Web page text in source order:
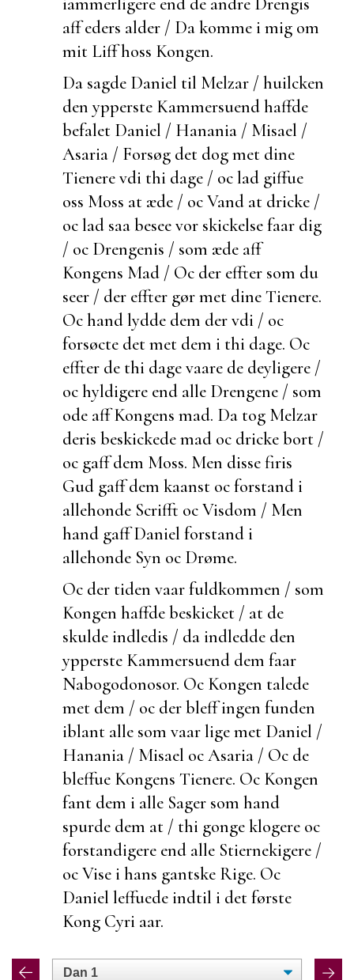
aff eders alder / Da komme i mig om
mit Liff hoss Kongen.
Da sagde Daniel til Melzar / huilcken
den ypperste Kammersuend haffde
befalet Daniel / Hanania / Misael /
Asaria / Forsøg det dog met dine
Tienere vdi thi dage / oc lad giffue
oss Moss at æde / oc Vand at dricke /
oc lad saa besee vor skickelse faar dig
/ oc Drengenis / som æde aff
Kongens Mad / Oc der effter som du
seer / der effter gør met dine Tienere.
Oc hand lydde dem der vdi / oc
forsøcte det met dem i thi dage. Oc
effter de thi dage vaare de deyligere /
oc hyldigere end alle Drengene / som
ode aff Kongens mad. Da tog Melzar
deris beskickede mad oc dricke bort /
oc gaff dem Moss. Men disse firis
Gud gaff dem kaanst oc forstand i
allehonde Scrifft oc Visdom / Men
hand gaff Daniel forstand i
allehonde Syn oc Drøme.
Oc der tiden vaarfuldkommen / som
Kongen haffdebeskicket / at de
skulde indledis / da indledde den
ypperste Kammersuend dem faar
Nabogodonosor. Oc Kongen talede
met dem / oc der bleff ingen funden
iblant alle som vaar lige met Daniel /
Hanania / Misael oc Asaria / Oc de
bleffue Kongens Tienere. Oc Kongen
fant dem i alle Sager som hand
spurde dem at / thi gonge klogere oc
forstandigere end alle Stiernekigere /
oc Vise i hans gantske Rige. Oc
Daniel leffuede indtil i det første
Kong Cyri aar.